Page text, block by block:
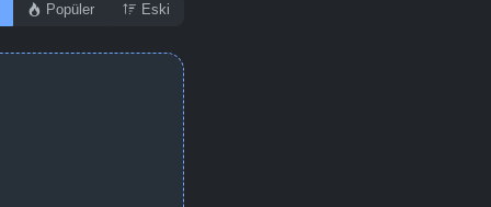
Popüler Eski